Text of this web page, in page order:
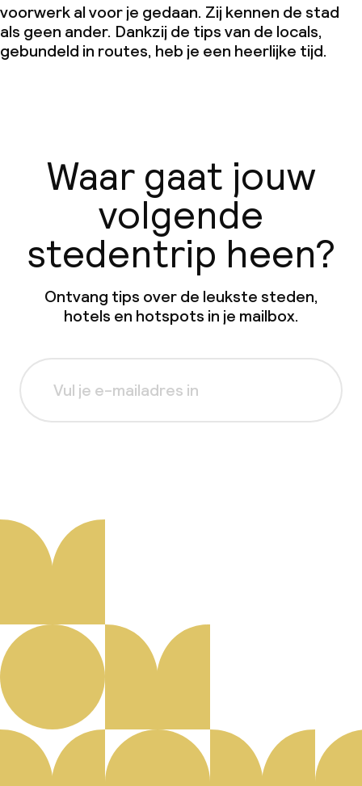
voorwerk al voor je gedaan. Zij kennen de stad
als geen ander. Dankzij de tips van de locals,
gebundeld in routes, heb je een heerlijke tijd.
Waar gaat jouw
volgende
stedentrip heen?
Ontvang tips over de leukste steden,
hotels en hotspots in je mailbox.